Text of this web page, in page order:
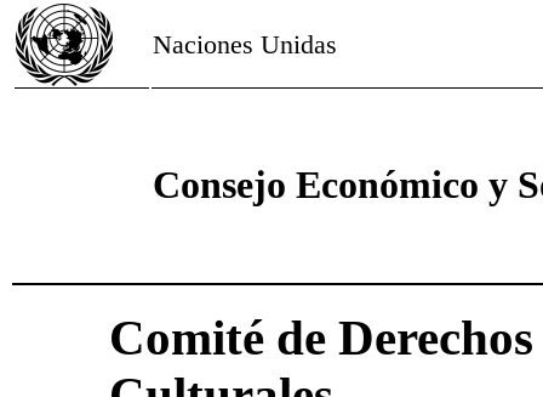
Naciones Unidas
Consejo Económico y
Comité de